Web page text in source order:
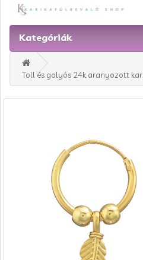
Kategóriák
Toll és golyós 24k aranyozott